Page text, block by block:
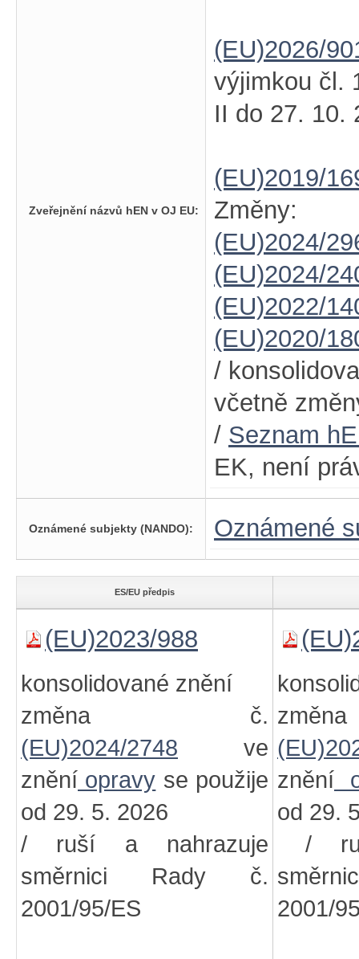
Zveřejnění názvů hEN v OJ EU:
(EU)2026/
výjimkou čl.
II do 27. 10.
(EU)2019/
Změny:
(EU)2024/
(EU)2024/
(EU)2022/
(EU)2020/
/
včetně
/ Seznam
EK, není
Oznámené subjekty (NANDO): Oznámené
ES/EU předpis
(EU)2023/988
konsolidované znění
změna č.
(EU)2024/2748 ve
znění opravy se použije
od 29. 5. 2026
/ ruší a nahrazuje
směrnici Rady č.
2001/95/ES
znění
od 29.
/
2001/